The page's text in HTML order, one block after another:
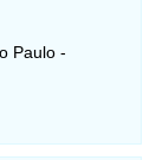
Paulo -